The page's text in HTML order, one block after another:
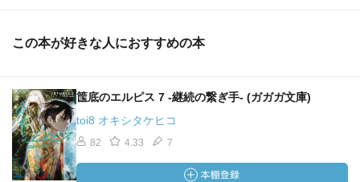
この本が好きな人におすすめの本
筺底のエルピス 7 -継続の繋ぎ手- (ガガガ文庫)
toi8 オキシタケヒコ
82 4.33 7